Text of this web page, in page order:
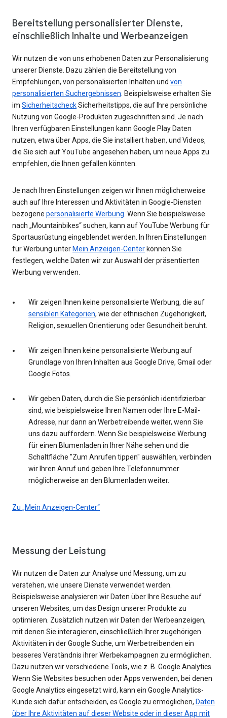
Bereitstellung personalisierter Dienste,
einschließlich Inhalte und Werbeanzeigen
Wir nutzen die von uns erhobenen Daten zur Personalisierung
unserer Dienste. Dazu zählen die Bereitstellung von
Empfehlungen, von personalisierten Inhalten und von
personalisierten Suchergebnissen . Beispielsweise erhalten Sie
im SicherheitscheckSicherheitstipps, die auf Ihre persönliche
Nutzung von Google-Produkten zugeschnitten sind. Je nach
Ihren verfügbaren Einstellungen kann Google Play Daten
nutzen, etwa über Apps, die Sie installiert haben, und Videos,
die Sie sich auf YouTube angesehen haben, um neue Apps zu
empfehlen, die Ihnen gefallen könnten.
Je nach Ihren Einstellungen zeigen wir Ihnen möglicherweise
auch auf Ihre Interessen und Aktivitäten in Google-Diensten
bezogene personalisierte Werbung . Wenn Sie beispielsweise
nach „Mountainbikes“ suchen, kann auf YouTube Werbung für
Sportausrüstung eingeblendet werden. In Ihren Einstellungen
für Werbung unter Mein Anzeigen-Center können Sie
festlegen, welche Daten wir zur Auswahl der präsentierten
Werbung verwenden.
Wir zeigen Ihnen keine personalisierte Werbung, die auf
sensiblen Kategorien, wie der ethnischen Zugehörigkeit,
Religion, sexuellen Orientierung oder Gesundheit beruht.
Wir zeigen Ihnen keine personalisierte Werbung auf
Grundlage von Ihren Inhalten aus Google Drive, Gmail oder
Google Fotos.
Wir geben Daten, durch die Sie persönlich identifizierbar
sind, wie beispielsweise Ihren Namen oder Ihre E-Mail-
Adresse, nur dann an Werbetreibende weiter, wenn Sie
uns dazu auffordern. Wenn Sie beispielsweise Werbung
für einen Blumenladen in Ihrer Nähe sehen und die
Schaltfläche "Zum Anrufen tippen" auswählen, verbinden
wir Ihren Anruf und geben Ihre Telefonnummer
möglicherweise an den Blumenladen weiter.
Zu „Mein Anzeigen-Center“
Messung der Leistung
Wir nutzen die Daten zur Analyse und Messung, um zu
verstehen, wie unsere Dienste verwendet werden.
Beispielsweise analysieren wir Daten über Ihre Besuche auf
unseren Websites, um das Design unserer Produkte zu
optimieren. Zusätzlich nutzen wir Daten der Werbeanzeigen,
mit denen Sie interagieren, einschließlich Ihrer zugehörigen
Aktivitäten in der Google Suche, um Werbetreibenden ein
besseres Verständnis ihrer Werbekampagnen zu ermöglichen.
Dazu nutzen wir verschiedene Tools, wie z. B. Google Analytics.
Wenn Sie Websites besuchen oder Apps verwenden, bei denen
Google Analytics eingesetzt wird, kann ein Google Analytics-
Kunde sich dafür entscheiden, es Google zu ermöglichen, Daten
über Ihre Aktivitäten auf dieser Website oder in dieser App mit